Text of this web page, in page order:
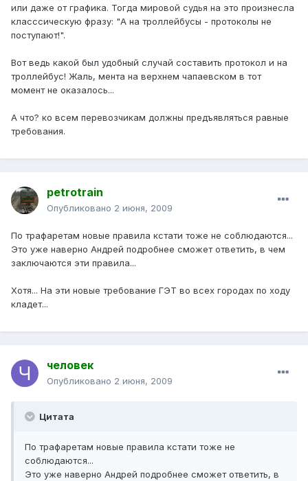
или даже от графика. Тогда мировой судья на это произнесла
класссическую фразу: "А на троллейбусы - протоколы не
поступают!".
Вот ведь какой был удобный случай составить протокол и на
троллейбус! Жаль, мента на верхнем чапаевском в тот
момент не оказалось...
А что? ко всем перевозчикам должны предъявляться равные
требования.
petrotrain
Опубликовано 2 июня, 2009
По трафаретам новые правила кстати тоже не соблюдаются...
Это уже наверно Андрей подробнее сможет ответить, в чем
заключаются эти правила...
Хотя... На эти новые требование ГЭТ во всех городах по ходу
кладет...
человек
Опубликовано 2 июня, 2009
Цитата
По трафаретам новые правила кстати тоже не
соблюдаются...
Это уже наверно Андрей подробнее сможет ответить, в